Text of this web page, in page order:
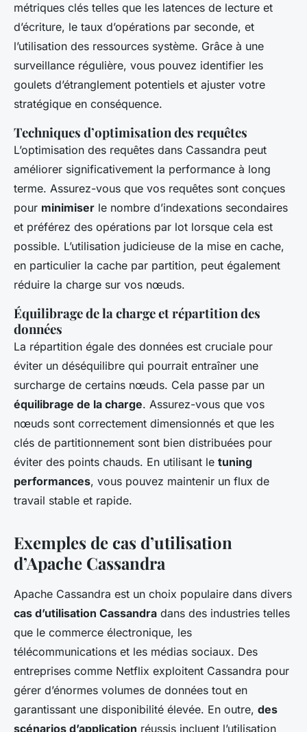
métriques clés telles que les latences de lecture et
d’écriture, le taux d’opérations par seconde, et
l’utilisation des ressources système. Grâce à une
surveillance régulière, vous pouvez identifier les
goulets d’étranglement potentiels et ajuster votre
stratégique en conséquence.
Techniques d’optimisation des requêtes
L’optimisation des requêtes dans Cassandra peut
améliorer significativement la performance à long
terme. Assurez-vous que vos requêtes sont conçues
pour minimiser le nombre d’indexations secondaires
et préférez des opérations par lot lorsque cela est
possible. L’utilisation judicieuse de la mise en cache,
en particulier la cache par partition, peut également
réduire la charge sur vos nœuds.
Équilibrage de la charge et répartition des
données
La répartition égale des données est cruciale pour
éviter un déséquilibre qui pourrait entraîner une
surcharge de certains nœuds. Cela passe par un
équilibrage de la charge. Assurez-vous que vos
nœuds sont correctement dimensionnés et que les
clés de partitionnement sont bien distribuées pour
éviter des points chauds. En utilisant le tuning
performances, vous pouvez maintenir un flux de
travail stable et rapide.
Exemples de cas d’utilisation
d’Apache Cassandra
Apache Cassandra est un choix populaire dans divers
cas d’utilisation Cassandra dans des industries telles
que le commerce électronique, les
télécommunications et les médias sociaux. Des
entreprises comme Netflix exploitent Cassandra pour
gérer d’énormes volumes de données tout en
garantissant une disponibilité élevée. En outre, des
scénarios d’application réussis incluent l’utilisation